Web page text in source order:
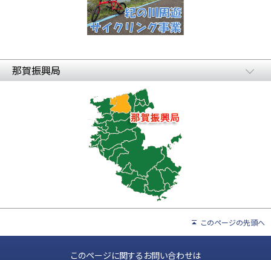
那賀振興局
このページの先頭へ
このページに関するお問い合わせは